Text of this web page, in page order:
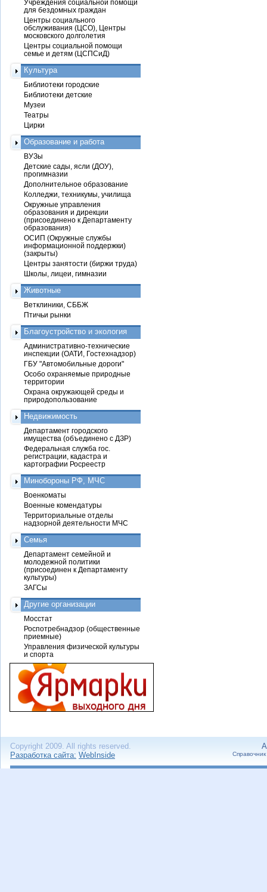
Учреждения социальной помощи
для бездомных граждан
Центры социального
обслуживания (ЦСО), Центры
московского долголетия
Центры социальной помощи
семье и детям (ЦСПСиД)
Культура
Библиотеки городские
Библиотеки детские
Музеи
Театры
Цирки
Образование и работа
ВУЗы
Детские сады, ясли (ДОУ),
прогимназии
Дополнительное образование
Колледжи, техникумы, училища
Окружные управления
образования и дирекции
(присоединено к Департаменту
образования)
ОСИП (Окружные службы
информационной поддержки)
(закрыты)
Центры занятости (биржи труда)
Школы, лицеи, гимназии
Животные
Ветклиники, СББЖ
Птичьи рынки
Благоустройство и экология
Административно-технические
инспекции (ОАТИ, Гостехнадзор)
ГБУ "Автомобильные дороги"
Особо охраняемые природные
территории
Охрана окружающей среды и
природопользование
Недвижимость
Департамент городского
имущества (объединено с ДЗР)
Федеральная служба гос.
регистрации, кадастра и
картографии Росреестр
Минобороны РФ, МЧС
Военкоматы
Военные комендатуры
Территориальные отделы
надзорной деятельности МЧС
Семья
Департамент семейной и
молодежной политики
(присоединен к Департаменту
культуры)
ЗАГСы
Другие организации
Мосстат
Роспотребнадзор (общественные
приемные)
Управления физической культуры
и спорта
Copyright 2009. All rights reserved.
Разработка сайта: WebInside